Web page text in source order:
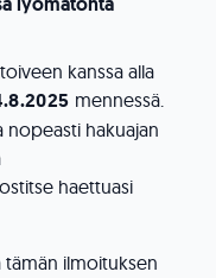
kanssa alla
mennessä.
nopeasti hakuajan
haettuasi
tämän ilmoituksen